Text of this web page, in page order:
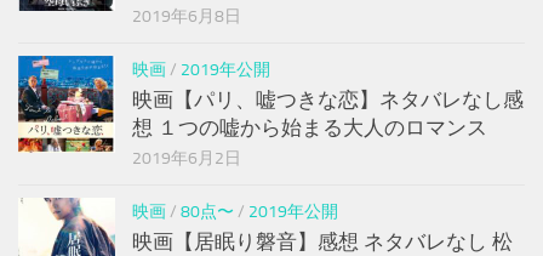
2019年6月8日
映画/ 2019年公開
映画【パリ、嘘つきな恋】ネタバレなし感
想 １つの嘘から始まる大人のロマンス
2019年6月2日
映画/ 80点〜 / 2019年公開
映画【居眠り磐音】感想 ネタバレなし 松